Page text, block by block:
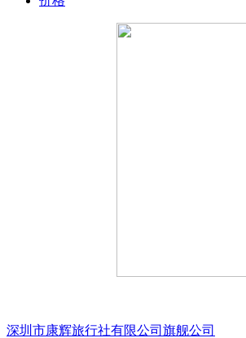
深圳市康辉旅行社有限公司旗舰公司